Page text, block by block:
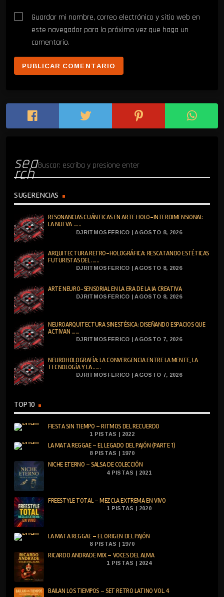
Guardar mi nombre, correo electrónico y sitio web en
este navegador para la próxima vez que haga un
comentario.
sea
rch
SUGERENCIAS
RESONANCIAS CUÁNTICAS EN ARTE HOLO-INTERDIMENSIONAL:
LA NUEVA ......
DJRITMOSFERICO | AGOSTO 8, 2026
ARQUITECTURA RETRO-HOLOGRÁFICA: RESCATANDO ESTÉTICAS
FUTURISTAS DEL ......
DJRITMOSFERICO | AGOSTO 8, 2026
ARTE NEURO-SENSORIAL EN LA ERA DE LA IA CREATIVA
DJRITMOSFERICO | AGOSTO 8, 2026
NEUROARQUITECTURA SINESTÉSICA: DISEÑANDO ESPACIOS QUE
ACTIVAN ......
DJRITMOSFERICO | AGOSTO 7, 2026
NEUROHOLOGRAFÍA: LA CONVERGENCIA ENTRE LA MENTE, LA
TECNOLOGÍA Y LA ......
DJRITMOSFERICO | AGOSTO 7, 2026
TOP 10
FIESTA SIN TIEMPO – RITMOS DEL RECUERDO
1 PISTAS | 2022
LA MATA REGGAE – EL LEGADO DEL PAJÓN (PARTE 1)
8 PISTAS | 1970
NICHE ETERNO – SALSA DE COLECCIÓN
4 PISTAS | 2021
FREESTYLE TOTAL – MEZCLA EXTREMA EN VIVO
1 PISTAS | 2020
LA MATA REGGAE – EL ORIGEN DEL PAJÓN
8 PISTAS | 1970
RICARDO ANDRADE MIX – VOCES DEL ALMA
1 PISTAS | 2024
BAILAN LOS TIEMPOS – SET RETRO LATINO VOL. 4